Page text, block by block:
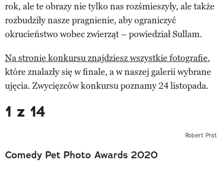
rok, ale te obrazy nie tylko nas rozśmieszyły, ale także
rozbudziły nasze pragnienie, aby ograniczyć
okrucieństwo wobec zwierząt – powiedział Sullam.
Na stronie konkursu znajdziesz wszystkie fotografie,
które znalazły się w finale, a w naszej galerii wybrane
ujęcia. Zwycięzców konkursu poznamy 24 listopada.
1 z 14
Robert Prat
Comedy Pet Photo Awards 2020